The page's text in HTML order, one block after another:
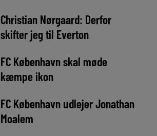
Christian Nørgaard: Derfor
skifter jeg til Everton
FC København skal møde
kæmpe ikon
FC København udlejer Jonathan
Moalem